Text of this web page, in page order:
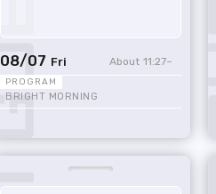
08/07 Fri 11:27
BRIGHT MORNING